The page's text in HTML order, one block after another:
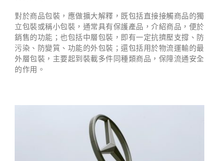
對於商品包裝，應做擴大解釋，既包括直接接觸商品的獨
立包裝或稱小包裝，通常具有保護產品，介紹商品，便於
銷售的功能；也包括中層包裝，即有一定抗擠壓支撐、防
污染、防變質、功能的外包裝；還包括用於物流運輸的最
外層包裝，主要起到裝載多件同種類商品，保障流通安全
的作用。